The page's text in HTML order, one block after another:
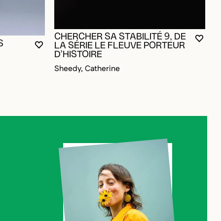
AJOUTER AUX FAVORIS
VOUS DEVEZ ÊTRE CONNECTÉ POUR AJOUTER
FERMER LA MODALE
OUVRIR LA MODALE
CHERCHER SA STABILITÉ 9, DE
LA SÉRIE LE FLEUVE PORTEUR
D’HISTOIRE
Sheedy, Catherine